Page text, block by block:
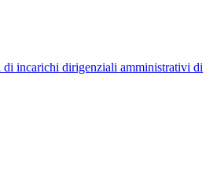
di incarichi dirigenziali amministrativi di